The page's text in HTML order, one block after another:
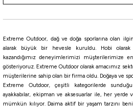
Black Nickel
NO:1/0 NO:2 NO:3
NO:1.5
Owner
Owner Mosquito Hook Black Chrome Sinek İğnesi
126,00 ₺
140,00₺
Extreme Outdoor, dağ ve doğa sporlarına olan
alarak büyük bir hevesle kuruldu. Hobi olarak
kazandığımız deneyimlerimizi
gösteriyoruz. Extreme Outdoor olarak amacımız
müşterilerine sahip olan bir firma oldu. Doğaya ve
Extreme Outdoor, çeşitli kategorilerde
ayakkabılar, ekipman ve aksesuarlar ile, her yerde
mümkün kılıyor. Daima aktif bir yaşam tarzını